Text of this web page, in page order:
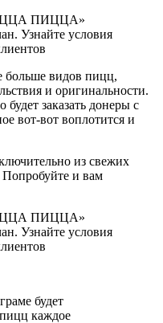
больше видов пицц,
и оригинальности.
заказать донеры с
вот-вот воплотится и
из свежих
и вам
будет
каждое